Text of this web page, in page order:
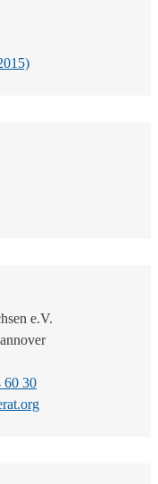
e.V.
60 30